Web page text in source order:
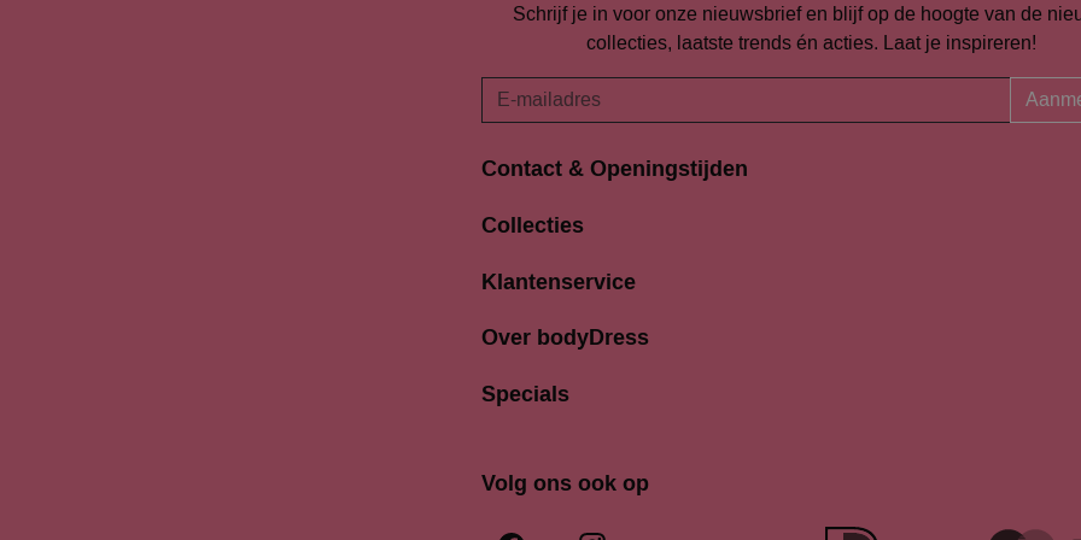
Schrijf je in voor onze nieuwsbrief en blijf op de hoogte van de
collecties, laatste trends én acties. Laat je inspireren!
Contact & Openingstijden
Langestraat 94-96
033 4690704
Collecties
Klantenservice
Over bodyDress
Specials
Volg ons ook op